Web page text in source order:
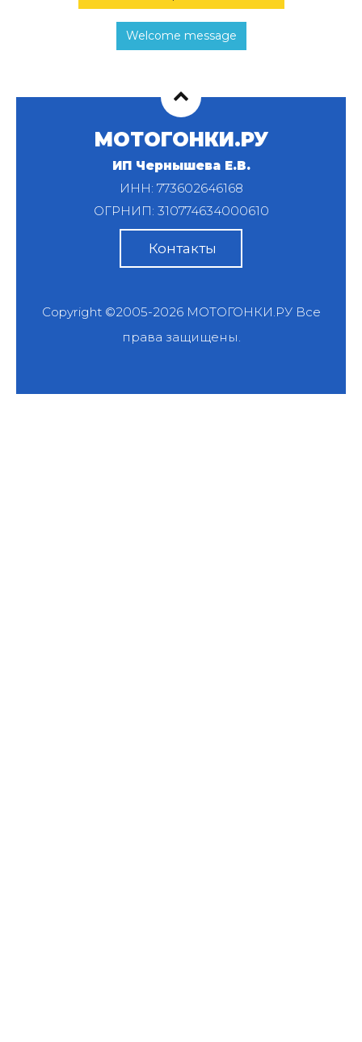
Welcome message
МОТОГОНКИ.РУ
ИП Чернышева Е.В.
ИНН: 773602646168
ОГРНИП: 310774634000610
Контакты
Copyright ©2005-2026 МОТОГОНКИ.РУВсе
права защищены.